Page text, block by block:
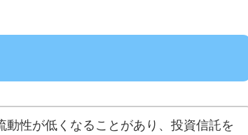
性が低くなることがあり、投資信託を